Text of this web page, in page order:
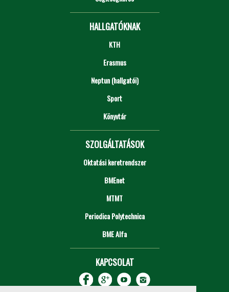
HALLGATÓKNAK
KTH
Erasmus
Neptun (hallgatói)
Sport
Könyvtár
SZOLGÁLTATÁSOK
Oktatási keretrendszer
BMEnet
MTMT
Periodica Polytechnica
BME Alfa
KAPCSOLAT